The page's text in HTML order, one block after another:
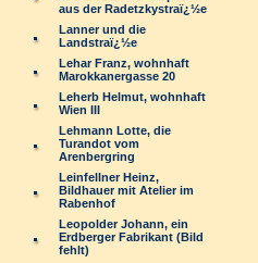
aus der Radetzkystraï¿½e
Lanner und die
Landstraï¿½e
Lehar Franz, wohnhaft
Marokkanergasse 20
Leherb Helmut, wohnhaft
Wien III
Lehmann Lotte, die
Turandot vom
Arenbergring
Leinfellner Heinz,
Bildhauer mit Atelier im
Rabenhof
Leopolder Johann, ein
Erdberger Fabrikant (Bild
fehlt)